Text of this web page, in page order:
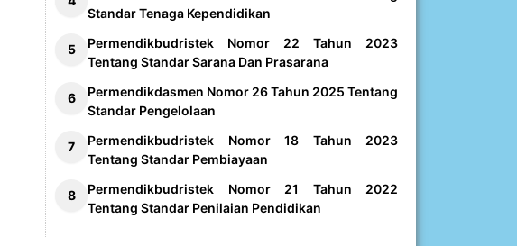
Standar Tenaga Kependidikan
Permendikbudristek Nomor 22 Tahun 2023
Tentang Standar Sarana Dan Prasarana
Permendikdasmen Nomor 26 Tahun 2025 Tentang
Standar Pengelolaan
Permendikbudristek Nomor 18 Tahun 2023
Tentang Standar Pembiayaan
Permendikbudristek Nomor 21 Tahun 2022
Tentang Standar Penilaian Pendidikan